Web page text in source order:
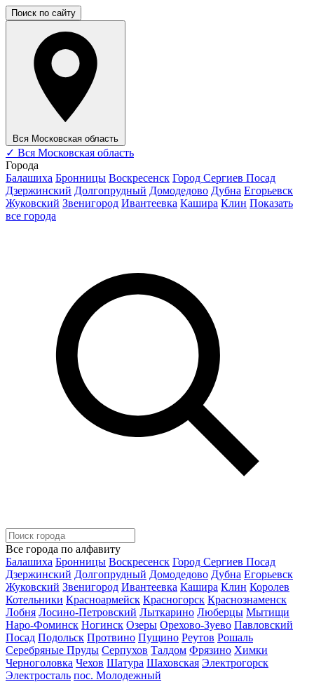
Поиск по сайту
Вся Московская область
✓ Вся Московская область
Города
Балашиха Бронницы Воскресенск Город Сергиев Посад
Дзержинский Долгопрудный Домодедово Дубна Егорьевск
Жуковский Звенигород Ивантеевка Кашира Клин Показать
все города
Все города по алфавиту
Балашиха Бронницы Воскресенск Город Сергиев Посад
Дзержинский Долгопрудный Домодедово Дубна Егорьевск
Жуковский Звенигород Ивантеевка Кашира Клин Королев
Котельники Красноармейск Красногорск Краснознаменск
Лобня Лосино-Петровский Лыткарино Люберцы Мытищи
Наро-Фоминск Ногинск Озеры Орехово-Зуево Павловский
Посад Подольск Протвино Пущино Реутов Рошаль
Серебряные Пруды Серпухов Талдом Фрязино Химки
Черноголовка Чехов Шатура Шаховская Электрогорск
Электросталь пос. Молодежный